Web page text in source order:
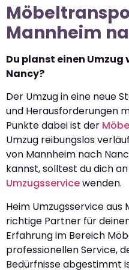
Mannheim
Du planst einen Umzug
Nancy?
Der Umzug in eine neue
und Herausforderungen
Punkte dabei ist der
Umzug reibungslos
von Mannheim nach
kannst, solltest du dich
Umzugsservicewenden.
Heim Umzugsservice
richtige Partner für
Erfahrung im Bereich
professionellen Service,
Bedürfnisse abgestimmt